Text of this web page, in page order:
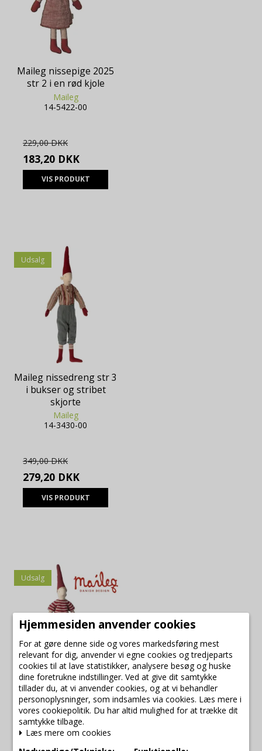
Maileg nissepige 2025
str 2 i en rød kjole
Maileg
14-5422-00
229,00 DKK
183,20 DKK
VIS PRODUKT
Udsalg
Maileg nissedreng str 3
i bukser og stribet
skjorte
Maileg
14-3430-00
349,00 DKK
279,20 DKK
VIS PRODUKT
Udsalg
Maileg nissepige 2025
str 3 i stribet strikbluse
og nederdel
Maileg
Hjemmesiden anvender cookies
For at gøre denne side og vores markedsføring mest
relevant for dig, anvender vi egne cookies og tredjeparts
cookies til at lave statistikker, analysere besøg og huske
dine foretrukne indstillinger. Ved at give dit samtykke
tillader du, at vi anvender cookies, og at vi behandler
personoplysninger, som indsamles via cookies. Læs mere i
vores cookiepolitik. Du har altid mulighed for at trække dit
samtykke tilbage.
Læs mere om cookies